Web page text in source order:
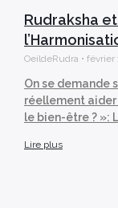
Rudraksha
OeildeRudra février
On se demande
réellement aider
le bien-être ? »:
Lire plus